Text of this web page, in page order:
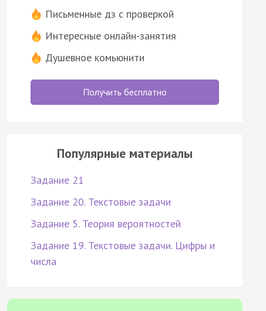
Письменные дз с проверкой
Интересные онлайн-занятия
Душевное комьюнити
Получить бесплатно
Популярные материалы
Задание 21
Задание 20. Текстовые задачи
Задание 5. Теория вероятностей
Задание 19. Текстовые задачи. Цифры и
числа